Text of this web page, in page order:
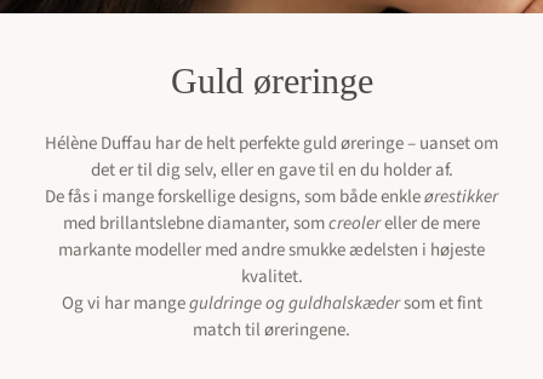
Guld øreringe
Hélène Duffau har de helt perfekte guld øreringe – uanset om
det er til dig selv, eller en gave til en du holder af.
De fås i mange forskellige designs, som både enkleørestikker
med brillantslebne diamanter, somcreolereller de mere
markante modeller med andre smukke ædelsten i højeste
kvalitet.
Og vi har mangeguldringe og guldhalskædersom et fint
match til øreringene.